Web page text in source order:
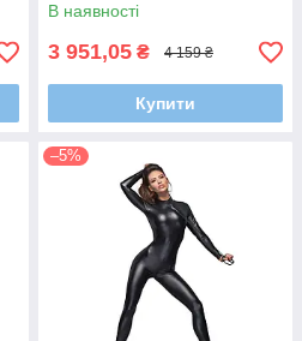
В наявності
3 951,05 ₴ 4 159 ₴
Купити
–5%